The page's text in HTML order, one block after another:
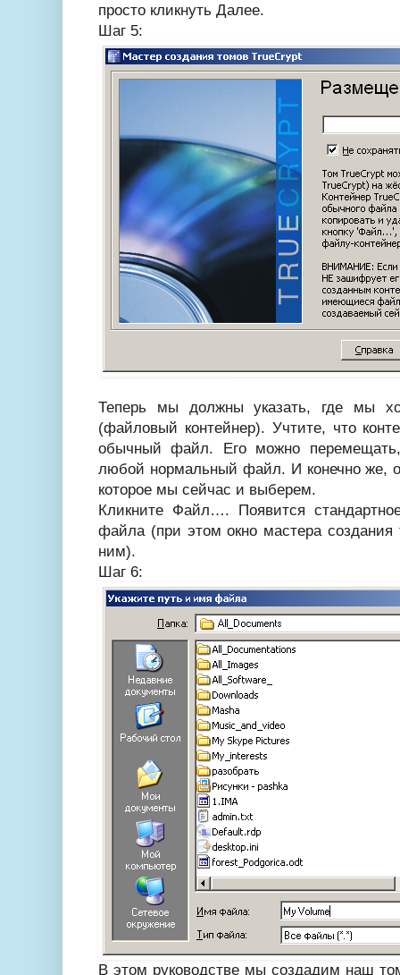
просто кликнуть Далее.
Шаг 5:
Теперь мы должны указать, где мы
(файловый контейнер). Учтите, что
обычный файл. Его можно перемещать,
любой нормальный файл. И конечно же,
которое мы сейчас и выберем.
Кликните Файл…. Появится
файла (при этом окно мастера создания
ним).
Шаг 6:
В этом руководстве мы создадим наш